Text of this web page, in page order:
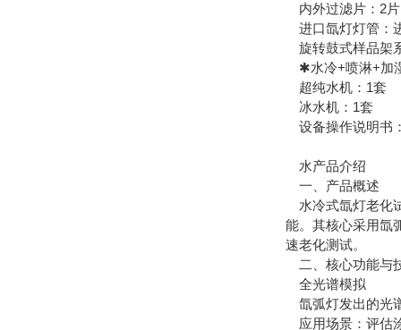
内外过滤片：2片
进口氙灯灯管：
旋转鼓式样品架
✱水冷+喷淋+加
超纯水机：1套
冰水机：1套
设备操作说明书
水产品介绍
一、产品概述
水冷式氙灯老化
能。其核心采用氙
速老化测试。
二、核心功能与
全光谱模拟
氙弧灯发出的光
应用场景：评估